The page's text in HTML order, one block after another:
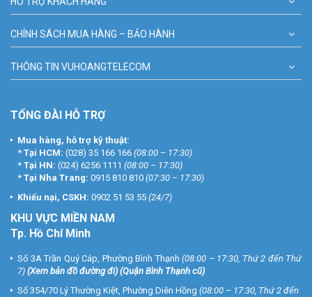
CHÍNH SÁCH MUA HÀNG – BẢO HÀNH
THÔNG TIN VUHOANGTELECOM
TỔNG ĐÀI HỖ TRỢ
Mua hàng, hỗ trợ kỹ thuật:
* Tại HCM: (028) 35 166 166 (08:00 – 17:30)
* Tại HN: (024) 6256 1111 (08:00 – 17:30)
* Tại Nha Trang: 0915 810 810 (07:30 – 17:30)
Khiếu nại, CSKH: 0902 51 53 55 (24/7)
KHU VỰC MIỀN NAM
Tp. Hồ Chí Minh
Số 3A Trần Quý Cáp, Phường Bình Thạnh (08:00 – 17:30, Thứ 2 đến Thứ
7) (Xem bản đồ đường đi) (Quận Bình Thạnh cũ)
Số 354/70 Lý Thường Kiệt, Phường Diên Hồng (08:00 – 17:30, Thứ 2 đến